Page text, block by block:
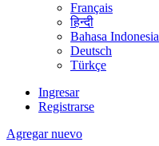
Français
हिन्दी
Bahasa Indonesia
Deutsch
Türkçe
Ingresar
Registrarse
Agregar nuevo